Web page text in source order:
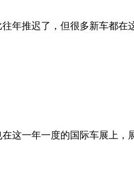
年推迟了，但很多新车都
这一年一度的国际车展上